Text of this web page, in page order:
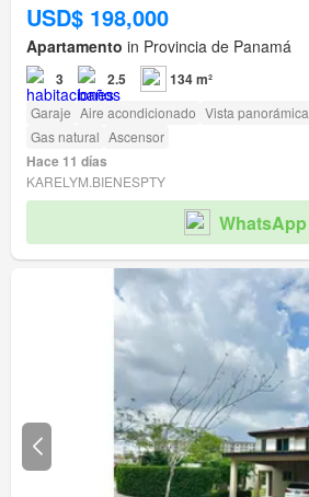
USD$ 198,000
Apartamento in Provincia de Panamá
3 2.5 134 m²
Garaje Aire acondicionado Vista panorámica
Gas natural Ascensor
Hace 11 días
KARELYM.BIENESPTY
WhatsApp